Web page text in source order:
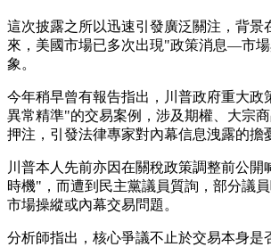
這次披露之所以迅速引發廣泛關注，背景
來，美國市場已多次出現"政策消息—市
象。
今年稍早曾有報告指出，川普政府重大政
異常精準"的交易案例，涉及期權、大宗
押注，引發法律專家對內幕信息洩露的擔
川普本人先前亦因在關稅政策調整前公開
時機"，而遭到民主黨議員質詢，部分議
市場操縱或內幕交易問題。
分析師指出，核心爭議不止於交易本身是